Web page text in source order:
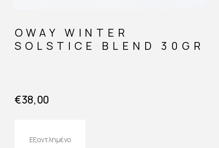
OWAY WINTER
SOLSTICE BLEND 30GR
€38,00
Εξαντλημένο